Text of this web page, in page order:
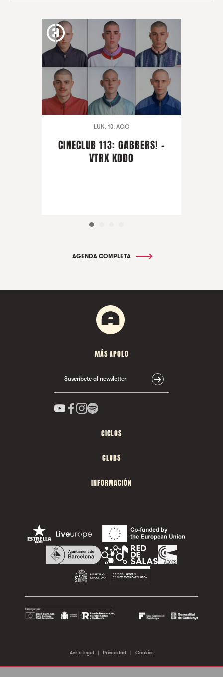
LUN. 10. AGO
CINECLUB 113: GABBERS! -
VTRX KDDO
AGENDA COMPLETA
MÁS APOLO
Suscríbete al newsletter
CICLOS
CLUBS
INFORMACIÓN
Aviso legal | Privacidad | Cookies
©2026 Sala Apolo. Todos los derechos reservados.